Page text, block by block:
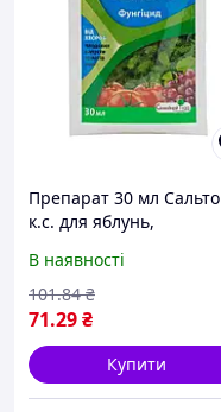
Препарат 30 мл Сальто
к.с. для яблунь,
огірків і капусти ТМ
CЕМЕЙНИЙ САД "Ts"
В наявності
71.29₴
101.84 ₴
Купити